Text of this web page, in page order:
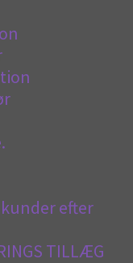
efter
TILLÆG